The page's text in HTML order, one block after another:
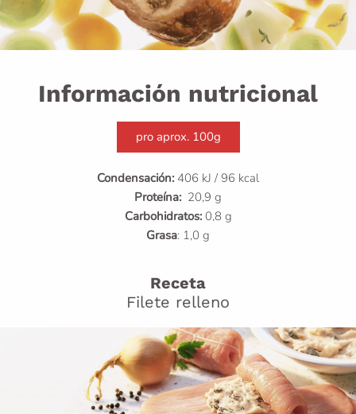
Información nutricional
pro aprox. 100g
Condensación: 406 kJ / 96 kcal
Proteína: 20,9 g
Carbohidratos:0,8 g
Grasa: 1,0 g
Receta
Filete relleno